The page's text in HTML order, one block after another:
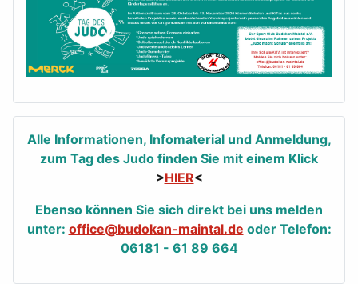
Alle Informationen, Infomaterial und Anmeldung,
zum Tag des Judo finden Sie mit einem Klick
>HIER<
Ebenso können Sie sich direkt bei uns melden
unter: office@budokan-maintal.de oder Telefon:
06181 - 61 89 664